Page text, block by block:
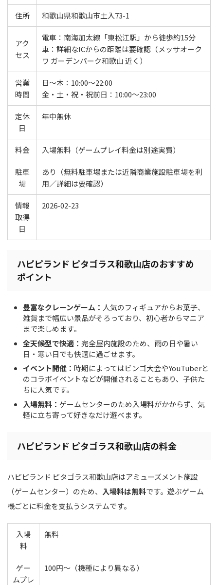
住所 和歌山県和歌山市土入73-1
アク
セス
電車：南海加太線「東松江駅」から徒歩約15分
車：詳細なICからの距離は要確認（メッサオーク
ワ ガーデンパーク和歌山 近く）
営業
時間
日～木：10:00～22:00
金・土・祝・祝前日：10:00～23:00
定休
日
年中無休
料金 入場無料（ゲームプレイ料金は別途実費）
駐車
場
あり（無料駐車場または近隣商業施設駐車場を利
用／詳細は要確認）
情報
取得
日
2026-02-23
ハピピランド ピタゴラス和歌山店のおすすめ
ポイント
豊富なクレーンゲーム： 人気のフィギュアからお菓子、
雑貨まで幅広い景品がそろっており、初心者からマニア
まで楽しめます。
全天候型で快適： 完全屋内施設のため、雨の日や暑い
日・寒い日でも快適に過ごせます。
イベント開催： 時期によってはビンゴ大会やYouTuberと
のコラボイベントなどが開催されることもあり、子供た
ちに人気です。
入場無料： ゲームセンターのため入場料がかからず、気
軽に立ち寄って好きなだけ遊べます。
ハピピランド ピタゴラス和歌山店の料金
ハピピランド ピタゴラス和歌山店はアミューズメント施設
（ゲームセンター）のため、 入場料は無料です。遊ぶゲーム
機ごとに料金を支払うシステムです。
入場
料
無料
ゲー
ムプレ
100円～（機種により異なる）